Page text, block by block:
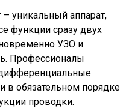
уникальный аппарат,
функции сразу двух
УЗО и
Профессионалы
в обязательном порядке
проводки.